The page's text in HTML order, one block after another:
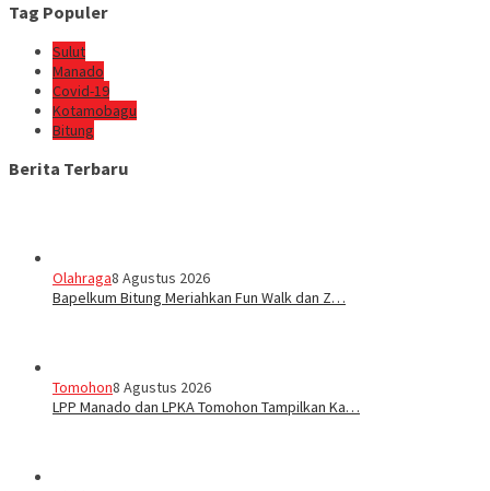
Tag Populer
Sulut
Manado
Covid-19
Kotamobagu
Bitung
Berita Terbaru
Olahraga8 Agustus 2026
Bapelkum Bitung Meriahkan Fun Walk dan Z…
Tomohon8 Agustus 2026
LPP Manado dan LPKA Tomohon Tampilkan Ka…